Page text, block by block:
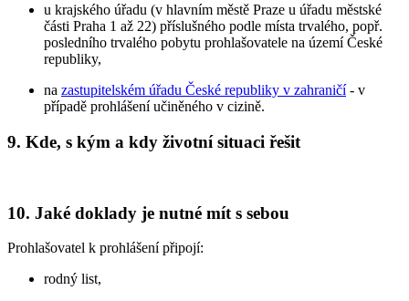
u krajského úřadu (v hlavním městě Praze u úřadu městské
části Praha 1 až 22) příslušného podle místa trvalého, popř.
posledního trvalého pobytu prohlašovatele na území České
republiky,
na zastupitelském úřadu České republiky v zahraničí- v
případě prohlášení učiněného v cizině.
9. Kde, s kým a kdy životní situaci řešit
10. Jaké doklady je nutné mít s sebou
Prohlašovatel k prohlášení připojí:
rodný list,